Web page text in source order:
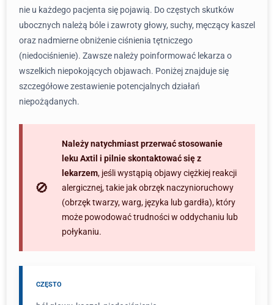
nie u każdego pacjenta się pojawią. Do częstych skutków
ubocznych należą bóle i zawroty głowy, suchy, męczący kaszel
oraz nadmierne obniżenie ciśnienia tętniczego
(niedociśnienie). Zawsze należy poinformować lekarza o
wszelkich niepokojących objawach. Poniżej znajduje się
szczegółowe zestawienie potencjalnych działań
niepożądanych.
Należy natychmiast przerwać stosowanie
leku Axtil i pilnie skontaktować się z
lekarzem, jeśli wystąpią objawy ciężkiej reakcji
alergicznej, takie jak obrzęk naczynioruchowy
(obrzęk twarzy, warg, języka lub gardła), który
może powodować trudności w oddychaniu lub
połykaniu.
CZĘSTO